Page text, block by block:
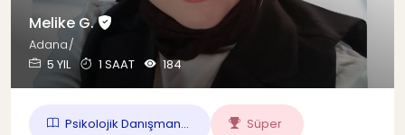
Melike G.
Adana/
5 YIL
1 SAAT 184
Psikolojik Danışman... Süper